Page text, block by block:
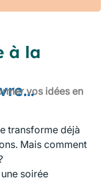
à la
vos idées en
transforme déjà
Mais comment
soirée